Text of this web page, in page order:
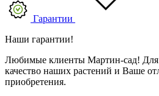
Гарантии
Наши гарантии!
Любимые клиенты Мартин-сад!
качество наших растений и Ваше
приобретения.